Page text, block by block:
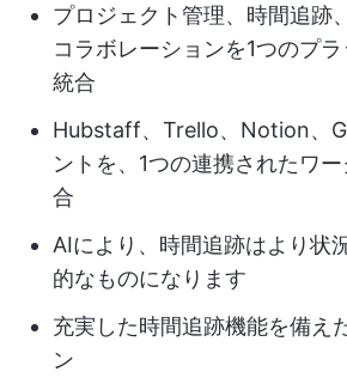
プロジェクト管理、時間追跡
コラボレーションを1つのプ
統合
Hubstaff、Trello、Notion、
ントを、1つの連携されたワ
合
AIにより、時間追跡はより状
的なものになります
充実した時間追跡機能を備え
ン